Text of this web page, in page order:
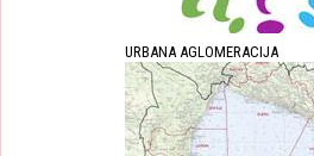
URBANA AGLOMERACIJA